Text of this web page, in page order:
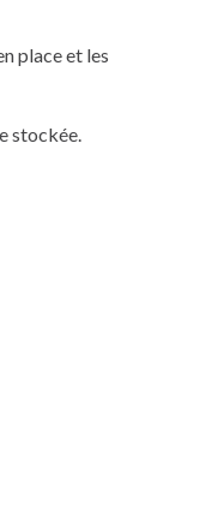
place et les
stockée.